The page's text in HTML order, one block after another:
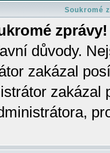
Soukromé
zprávy!
důvody.
zakázal
zakázal